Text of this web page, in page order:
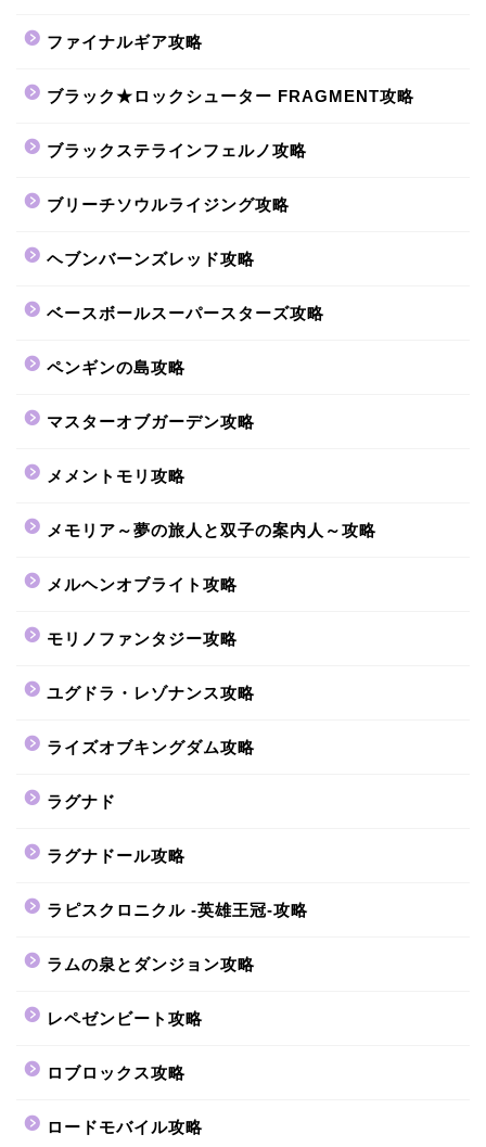
ファイナルギア攻略
ブラック★ロックシューター FRAGMENT攻略
ブラックステラインフェルノ攻略
ブリーチソウルライジング攻略
ヘブンバーンズレッド攻略
ベースボールスーパースターズ攻略
ペンギンの島攻略
マスターオブガーデン攻略
メメントモリ攻略
メモリア～夢の旅人と双子の案内人～攻略
メルヘンオブライト攻略
モリノファンタジー攻略
ユグドラ・レゾナンス攻略
ライズオブキングダム攻略
ラグナド
ラグナドール攻略
ラピスクロニクル -英雄王冠-攻略
ラムの泉とダンジョン攻略
レペゼンビート攻略
ロブロックス攻略
ロードモバイル攻略